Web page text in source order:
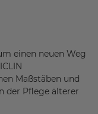
einen neuen Weg
Maßstäben und
der Pflege älterer